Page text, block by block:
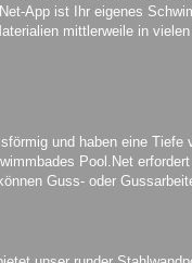
App ist Ihr eigenes
mittlerweile in vielen
und haben eine Tiefe
Pool.Net
Guss- oder